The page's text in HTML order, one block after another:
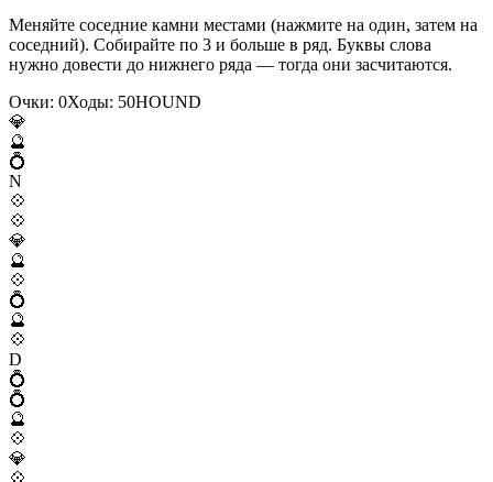
Меняйте соседние камни местами (нажмите на один, затем на
соседний). Собирайте по 3 и больше в ряд. Буквы слова
нужно довести до нижнего ряда — тогда они засчитаются.
Очки: 0Ходы: 50HOUND
💎
🔮
💍
N
💠
💠
💎
🔮
💠
💍
🔮
💠
D
💍
💍
🔮
💠
💎
💠